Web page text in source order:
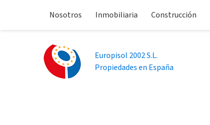
Nosotros Inmobiliaria Construcción
Europisol 2002 S.L.
Propiedades en España